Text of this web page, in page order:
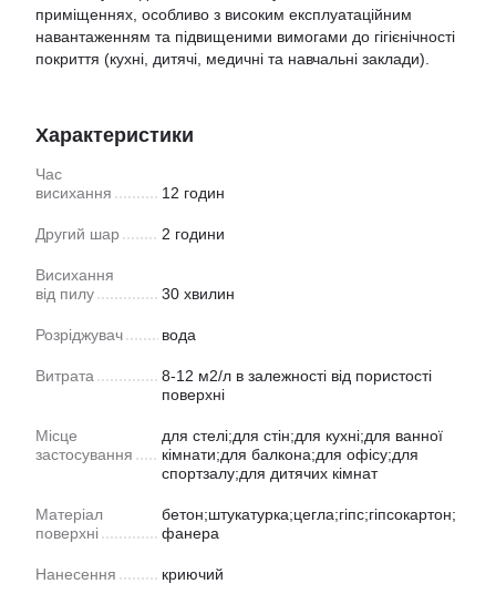
приміщеннях, особливо з високим експлуатаційним
навантаженням та підвищеними вимогами до гігієнічності
покриття (кухні, дитячі, медичні та навчальні заклади).
Характеристики
Час
висихання
12 годин
Другий шар 2 години
Висихання
від пилу
30 хвилин
Розріджувач вода
Витрата
8-12 м2/л в залежності від пористості
поверхні
Місце
застосування
для стелі;для стін;для кухні;для ванної
кімнати;для балкона;для офісу;для
спортзалу;для дитячих кімнат
Матеріал
поверхні
бетон;штукатурка;цегла;гіпс;гіпсокартон;
фанера
Нанесення криючий